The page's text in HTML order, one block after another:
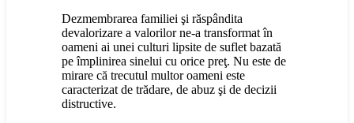
Dezmembrarea familiei şi răspândita
devalorizare a valorilor ne-a transformat în
oameni ai unei culturi lipsite de suflet bazată
pe împlinirea sinelui cu orice preţ. Nu este de
mirare că trecutul multor oameni este
caracterizat de trădare, de abuz şi de decizii
distructive.